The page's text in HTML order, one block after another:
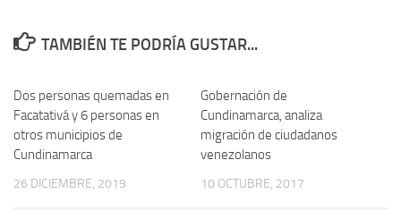
TAMBIÉN TE PODRÍA GUSTAR...
Dos personas quemadas en
Facatativá y 6 personas en
otros municipios de
Cundinamarca
26 DICIEMBRE, 2019
Gobernación de
Cundinamarca, analiza
migración de ciudadanos
venezolanos
10 OCTUBRE, 2017